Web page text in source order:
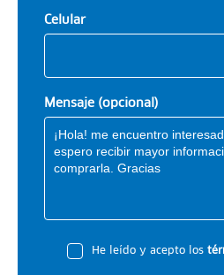
Celular
Mensaje (opcional)
He leído y acepto los